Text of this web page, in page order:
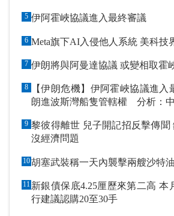
5 伊阿霍峽協議進入最終審議
6 Meta旗下AI入侵他人系統 美科技
7 伊朗將與阿曼達協議 或
8
【伊朗危機】伊阿霍峽協議進入最終審
朗進波斯灣船隻管轄權 分析：
9 黎彼得離世 兒子開記招反擊傳聞 鍾志光代故友澄清
沒經濟問題
10胡塞武裝稱一天內襲擊兩艘沙特
11 新銀債保底4.25厘歷來第二高 本月21日開始認購 銀
行建議認購20至30手